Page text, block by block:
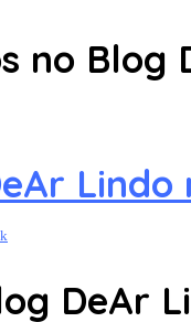
no Blog
Lindo
DeAr